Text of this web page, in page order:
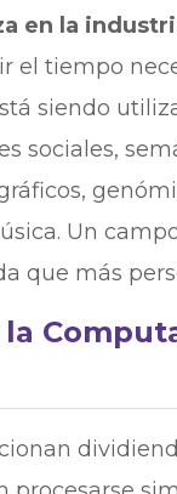
en la
el tiempo
siendo
sociales,
Un
que más